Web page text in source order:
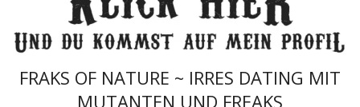
FRAKS OF NATURE ~ IRRES DATING MIT
MUTANTEN UND FREAKS